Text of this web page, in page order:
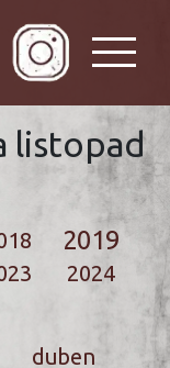
listopad
2019
2024
duben